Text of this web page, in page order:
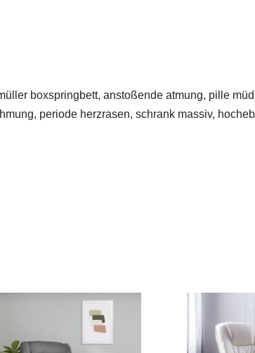
boxspringbett, anstoßende atmung, pille
periode herzrasen, schrank massiv,